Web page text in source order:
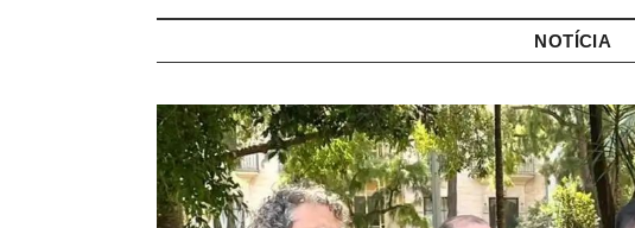
NOTÍCIA